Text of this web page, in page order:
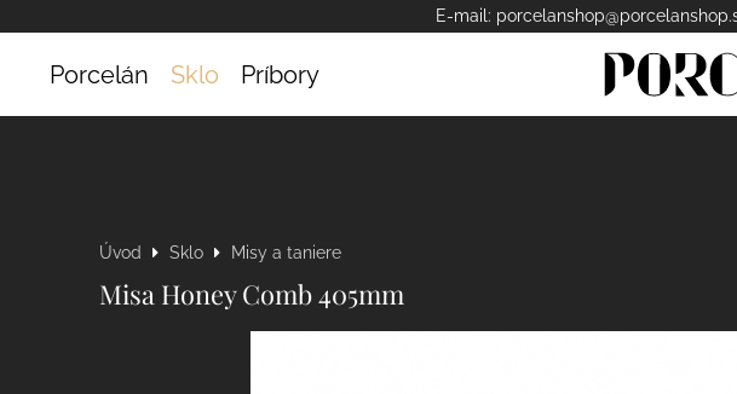
E-mail:
Porcelán Sklo Príbory
Úvod Sklo Misy a taniere
Misa Honey Comb 405mm